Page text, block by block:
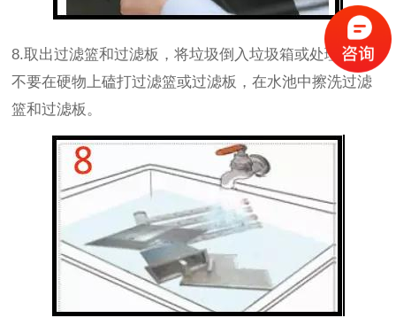
8.取出过滤篮和过滤板，将垃圾倒入垃圾箱或处理器，
不要在硬物上磕打过滤篮或过滤板，在水池中擦洗过滤
篮和过滤板。